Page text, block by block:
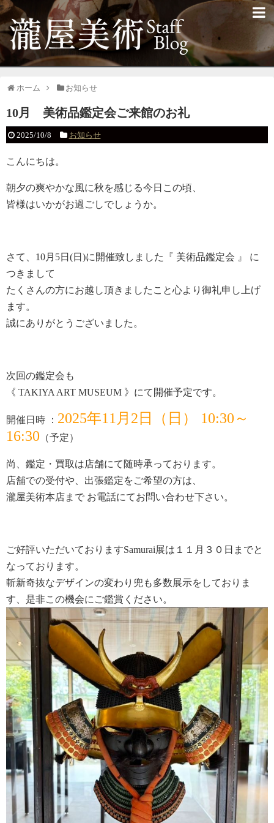
ホーム お知らせ
10月 美術品鑑定会ご来館のお礼
2025/10/8 お知らせ
こんにちは。
朝夕の爽やかな風に秋を感じる今日この頃、
皆様はいかがお過ごしでしょうか。
さて、10月5日(日)に開催致しました『 美術品鑑定会 』 に
つきまして
たくさんの方にお越し頂きましたこと心より御礼申し上げ
ます。
誠にありがとうございました。
次回の鑑定会も
《 TAKIYA ART MUSEUM 》にて開催予定です。
開催日時 ： 2025年11月2日（日） 10:30～
16:30 （予定）
尚、鑑定・買取は店舗にて随時承っております。
店舗での受付や、出張鑑定をご希望の方は、
瀧屋美術本店まで お電話にてお問い合わせ下さい。
ご好評いただいておりますSamurai展は１１月３０日までと
なっております。
斬新奇抜なデザインの変わり兜も多数展示をしておりま
す、是非この機会にご鑑賞ください。